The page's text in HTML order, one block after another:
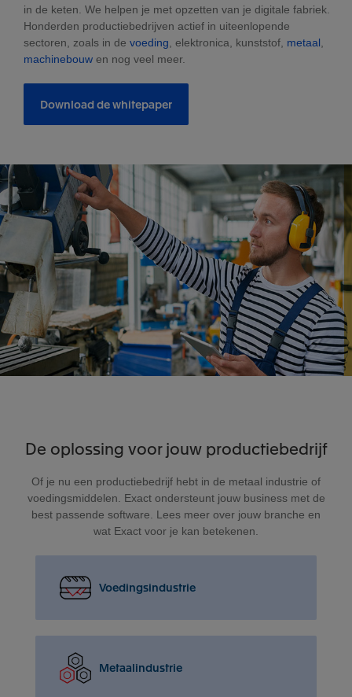
in de keten. We helpen je met opzetten van je digitale fabriek.
Honderden productiebedrijven actief in uiteenlopende
sectoren, zoals in de voeding , elektronica, kunststof, metaal
machinebouw en nog veel meer.
Download de whitepaper
De oplossing voor jouw productiebedrijf
Of je nu een productiebedrijf hebt in de metaal industrie of
voedingsmiddelen. Exact ondersteunt jouw business met de
best passende software. Lees meer over jouw branche en
wat Exact voor je kan betekenen.
Voedingsindustrie
Metaalindustrie